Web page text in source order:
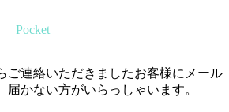
Pocket
ご連絡いただきましたお客様にメール
届かない方がいらっしゃいます。